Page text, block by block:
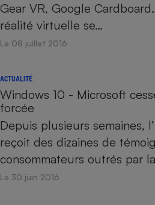
Gear VR, Google
réalité virtuelle se…
Le 08 juillet 2016
ACTUALITÉ
Windows 10 - Microsoft
forcée
Depuis plusieurs semaines,
reçoit des dizaines de
consommateurs outrés par
Le 30 juin 2016